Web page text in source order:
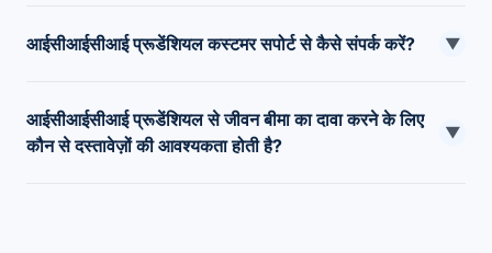
आईसीआईसीआई प्रूडेंशियल का दावा निपटान अनुपात 97.8% है।
आईसीआईसीआई प्रूडेंशियल कस्टमर सपोर्ट से कैसे संपर्क करें? ▼
प्रूडेंशियल ग्राहक सहायता से संपर्क कर सकते हैं या उन्हें
claimsupport@iciciprulife.comपर मेल कर सकते हैं
आईसीआईसीआई प्रूडेंशियल से जीवन बीमा का दावा करने के लिए
कौन से दस्तावेज़ों की आवश्यकता होती है?
▼